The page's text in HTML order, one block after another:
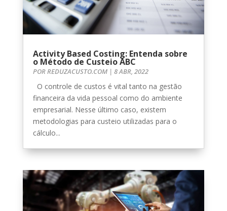
Activity Based Costing: Entenda sobre
o Método de Custeio ABC
PORREDUZACUSTO.COM| 8 ABR, 2022
O controle de custos é vital tanto na gestão
financeira da vida pessoal como do ambiente
empresarial. Nesse último caso, existem
metodologias para custeio utilizadas para o
cálculo...